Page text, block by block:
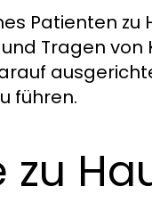
Patienten
Tragen von
führen.
zu